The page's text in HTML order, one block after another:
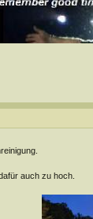
auch zu hoch.